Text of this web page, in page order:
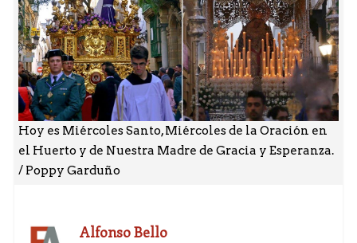
Hoy es Miércoles Santo, Miércoles de la Oración en
el Huerto y de Nuestra Madre de Gracia y Esperanza.
/ Poppy Garduño
Alfonso Bello